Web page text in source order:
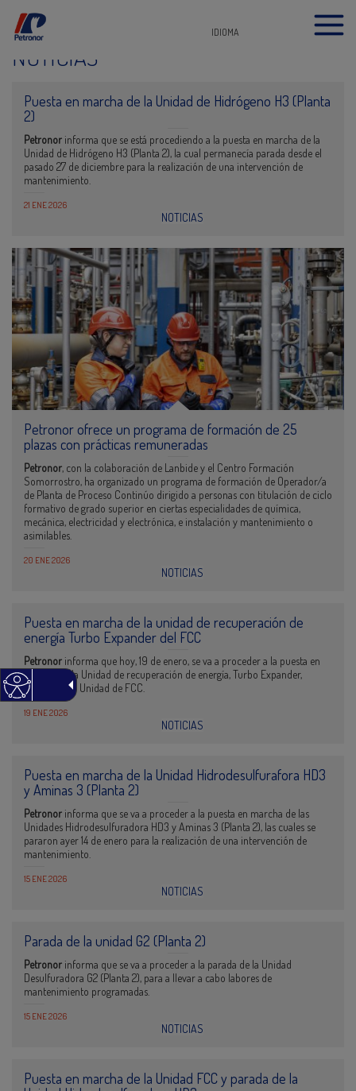
IDIOMA
NOTICIAS
Puesta en marcha de la Unidad de Hidrógeno H3 (Planta
2)
Petronor informa que se está procediendo a la puesta en marcha de la
Unidad de Hidrógeno H3 (Planta 2), la cual permanecía parada desde el
pasado 27 de diciembre para la realización de una intervención de
mantenimiento.
21 ENE 2026
NOTICIAS
Petronor ofrece un programa de formación de 25
plazas con prácticas remuneradas
Petronor, con la colaboración de Lanbide y el Centro Formación
Somorrostro, ha organizado un programa de formación de Operador/a
de Planta de Proceso Continúo dirigido a personas con titulación de ciclo
formativo de grado superior en ciertas especialidades de química,
mecánica, electricidad y electrónica, e instalación y mantenimiento o
asimilables.
20 ENE 2026
NOTICIAS
Puesta en marcha de la unidad de recuperación de
energía Turbo Expander del FCC
Petronor informa que hoy, 19 de enero, se va a proceder a la puesta en
marcha de la Unidad de recuperación de energía, Turbo Expander,
asociada a la Unidad de FCC.
19 ENE 2026
NOTICIAS
Puesta en marcha de la Unidad Hidrodesulfurafora HD3
y Aminas 3 (Planta 2)
Petronor informa que se va a proceder a la puesta en marcha de las
Unidades Hidrodesulfuradora HD3 y Aminas 3 (Planta 2), las cuales se
pararon ayer 14 de enero para la realización de una intervención de
mantenimiento.
15 ENE 2026
NOTICIAS
Parada de la unidad G2 (Planta 2)
Petronor informa que se va a proceder a la parada de la Unidad
Desulfuradora G2 (Planta 2), para a llevar a cabo labores de
mantenimiento programadas.
15 ENE 2026
NOTICIAS
Puesta en marcha de la Unidad FCC y parada de la